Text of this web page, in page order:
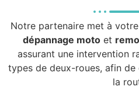
Notre partenaire met à
dépannage motoet
assurant une intervention
types de deux-roues, afin
la